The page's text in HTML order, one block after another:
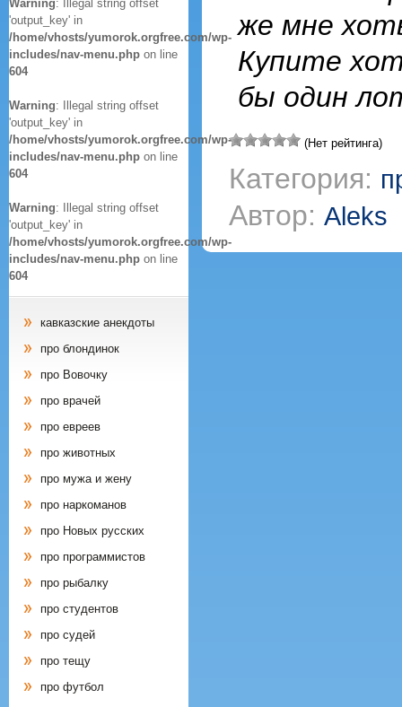
Warning: Illegal string offset
'output_key' in
/home/vhosts/yumorok.orgfree.com/wp-
includes/nav-menu.php on line
604
Warning: Illegal string offset
'output_key' in
/home/vhosts/yumorok.orgfree.com/wp-
includes/nav-menu.php on line
604
Warning: Illegal string offset
'output_key' in
/home/vhosts/yumorok.orgfree.com/wp-
includes/nav-menu.php on line
604
кавказские анекдоты
про блондинок
про Вовочку
про врачей
про евреев
про животных
про мужа и жену
про наркоманов
про Новых русских
про программистов
про рыбалку
про студентов
про судей
про тещу
про футбол
же мне
Купите
бы один
(Нет рейтинга)
Категория:
Автор: Aleks